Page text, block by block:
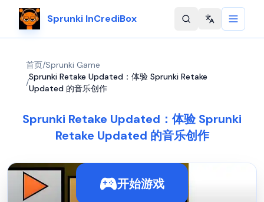
Sprunki InCrediBox Change
首页/Sprunki Game
/
Sprunki Retake Updated：体验 Sprunki Retake
Updated 的音乐创作
Sprunki Retake Updated：体验 Sprunki
Retake Updated 的音乐创作
开始游戏